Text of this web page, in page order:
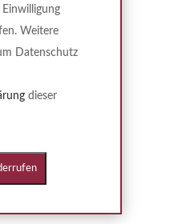
Weitere
Datenschutz
dieser